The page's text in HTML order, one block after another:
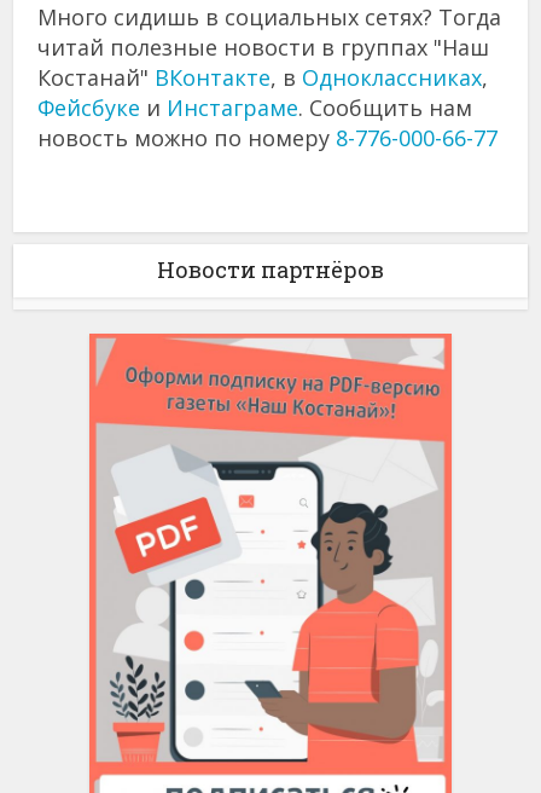
Много сидишь в социальных сетях? Тогда
читай полезные новости в группах "Наш
Костанай" ВКонтакте, в Одноклассниках,
Фейсбуке и Инстаграме. Сообщить нам
новость можно по номеру 8-776-000-66-77
Новости партнёров